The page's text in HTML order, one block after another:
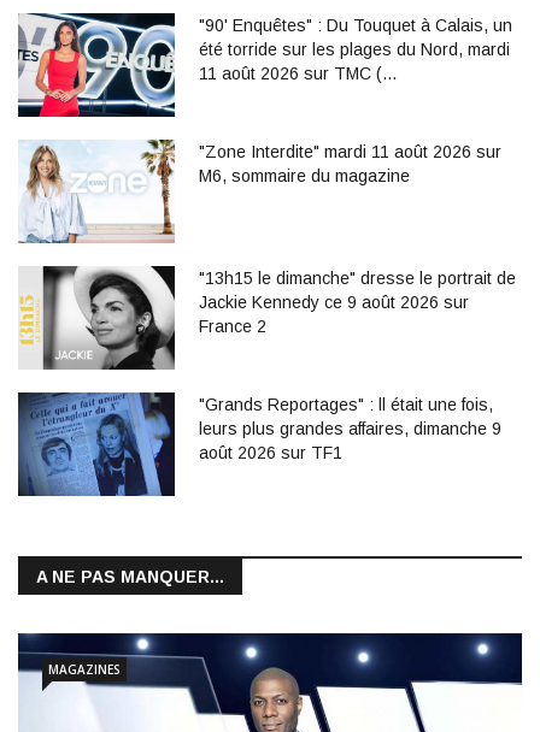
"90' Enquêtes" : Du Touquet à Calais, un
été torride sur les plages du Nord, mardi
11 août 2026 sur TMC (…
"Zone Interdite" mardi 11 août 2026 sur
M6, sommaire du magazine
"13h15 le dimanche" dresse le portrait de
Jackie Kennedy ce 9 août 2026 sur
France 2
"Grands Reportages" : ll était une fois,
leurs plus grandes affaires, dimanche 9
août 2026 sur TF1
A NE PAS MANQUER...
MAGAZINES